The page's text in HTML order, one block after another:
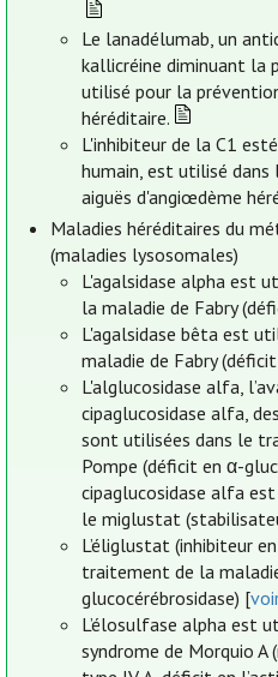
Le lanadélumab, un
kallicréine diminuant la
utilisé pour la
héréditaire.
L'inhibiteur de la C1
humain, est utilisé
aiguës d'angiœdème
Maladies héréditaires du
(maladies lysosomales)
L'agalsidase alpha est
la maladie de Fabry
L'agalsidase bêta est
maladie de Fabry
L'alglucosidase alfa,
cipaglucosidase alfa,
sont utilisées dans le
Pompe (déficit en α-
cipaglucosidase alfa
le miglustat
L’éliglustat (inhibiteur
traitement de la
glucocérébrosidase) [
L’élosulfase alpha est
syndrome de Morquio A